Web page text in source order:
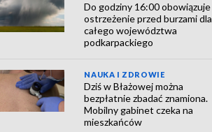
Do godziny 16:00 obowiązuje
ostrzeżenie przed burzami dla
całego województwa
podkarpackiego
NAUKA I ZDROWIE
Dziś w Błażowej można
bezpłatnie zbadać znamiona.
Mobilny gabinet czeka na
mieszkańców